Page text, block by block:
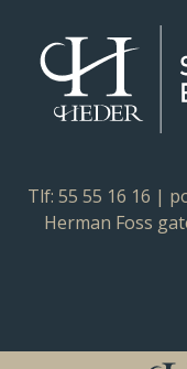
Tlf: 55 55 16 16 |
Herman Foss